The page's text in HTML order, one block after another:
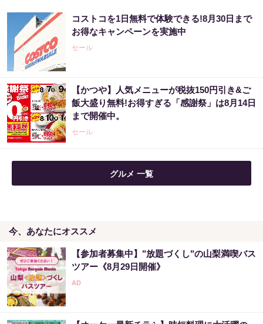
「宝くじ、運じゃなかった」当たる人は“同じ
こと”してる
PR（合同会社デジタルファーム ）
まだ宝くじ“適当に”買ってる？それ、当たら
ない人の典型です
PR（合同会社デジタルファーム ）
コストコを1日無料で体験できる!8月30日まで
お得なキャンペーンを実施中
セール
【かつや】人気メニューが税抜150円引き&ご
飯大盛り無料!お得すぎる「感謝祭」は8月14日
まで開催中。
セール
グルメ 一覧
今、あなたにオススメ
【参加者募集中】"放題づくし"の山梨満喫バス
ツアー《8月29日開催》